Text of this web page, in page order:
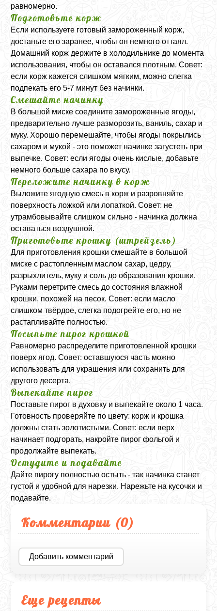
равномерно.
Подготовьте корж
Если используете готовый замороженный корж,
достаньте его заранее, чтобы он немного оттаял.
Домашний корж держите в холодильнике до момента
использования, чтобы он оставался плотным. Совет:
если корж кажется слишком мягким, можно слегка
подпекать его 5-7 минут без начинки.
Смешайте начинку
В большой миске соедините замороженные ягоды,
предварительно лучше разморозить, ваниль, сахар и
муку. Хорошо перемешайте, чтобы ягоды покрылись
сахаром и мукой - это поможет начинке загустеть при
выпечке. Совет: если ягоды очень кислые, добавьте
немного больше сахара по вкусу.
Переложите начинку в корж
Выложите ягодную смесь в корж и разровняйте
поверхность ложкой или лопаткой. Совет: не
утрамбовывайте слишком сильно - начинка должна
оставаться воздушной.
Приготовьте крошку (штрейзель)
Для приготовления крошки смешайте в большой
миске с растопленным маслом сахар, цедру,
разрыхлитель, муку и соль до образования крошки.
Руками перетрите смесь до состояния влажной
крошки, похожей на песок. Совет: если масло
слишком твёрдое, слегка подогрейте его, но не
растапливайте полностью.
Посыпьте пирог крошкой
Равномерно распределите приготовленной крошки
поверх ягод. Совет: оставшуюся часть можно
использовать для украшения или сохранить для
другого десерта.
Выпекайте пирог
Поставьте пирог в духовку и выпекайте около 1 часа.
Готовность проверяйте по цвету: корж и крошка
должны стать золотистыми. Совет: если верх
начинает подгорать, накройте пирог фольгой и
продолжайте выпекать.
Остудите и подавайте
Дайте пирогу полностью остыть - так начинка станет
густой и удобной для нарезки. Нарежьте на кусочки и
подавайте.
Комментарии (0)
Добавить комментарий
Еще рецепты